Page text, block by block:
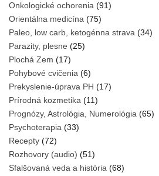
Onkologické ochorenia (91)
Orientálna medicína (75)
Paleo, low carb, ketogénna strava (34)
Parazity, plesne (25)
Plochá Zem (17)
Pohybové cvičenia (6)
Prekyslenie-úprava PH (17)
Prírodná kozmetika (11)
Prognózy, Astrológia, Numerológia (65)
Psychoterapia (33)
Recepty (72)
Rozhovory (audio) (51)
Sfalšovaná veda a história (68)